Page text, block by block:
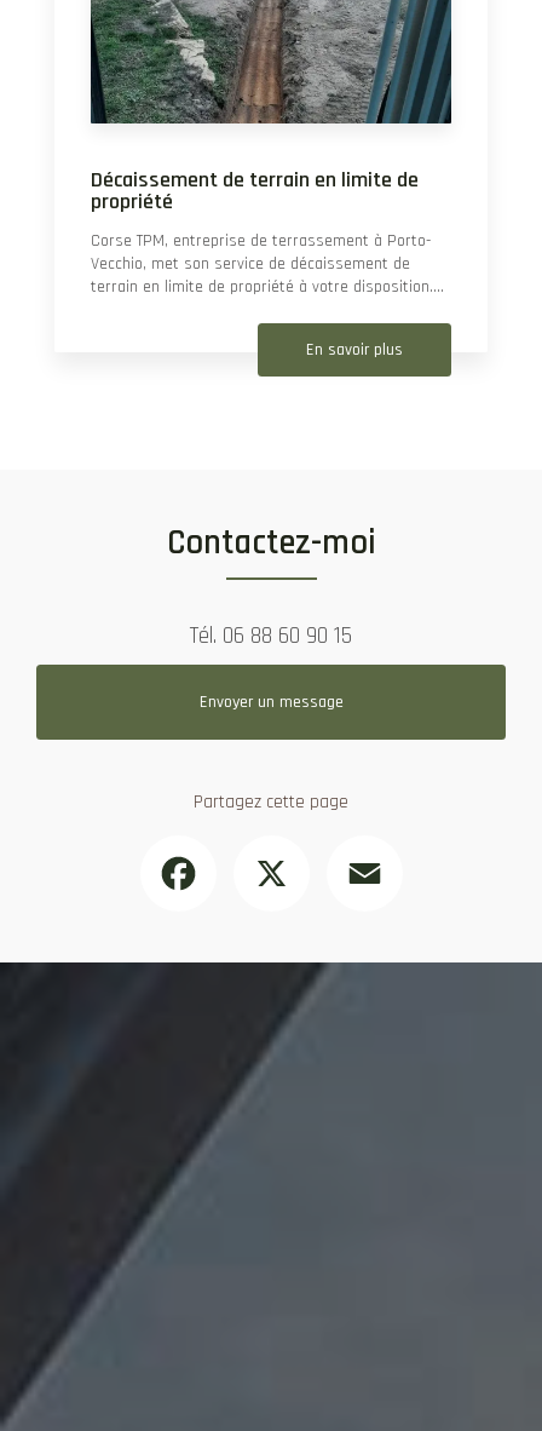
Décaissement de terrain en limite de
propriété
Corse TPM, entreprise de terrassement à Porto-
Vecchio, met son service de décaissement de
terrain en limite de propriété à votre disposition....
En savoir plus
Contactez-moi
Tél. 06 88 60 90 15
Envoyer un message
Partagez cette page